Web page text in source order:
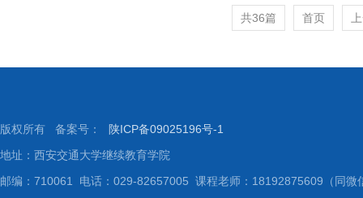
共36篇 首页
版权所有 备案号：
陕ICP备09025196号-1
地址：西安交通大学继续教育学院
邮编：710061 电话：029-82657005 课程老师：18192875609（同微